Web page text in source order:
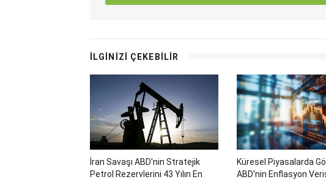
İLGİNİZİ ÇEKEBİLİR
İran Savaşı ABD'nin Stratejik
Petrol Rezervlerini 43 Yılın En
Küresel Piyasalarda
ABD'nin Enflasyon